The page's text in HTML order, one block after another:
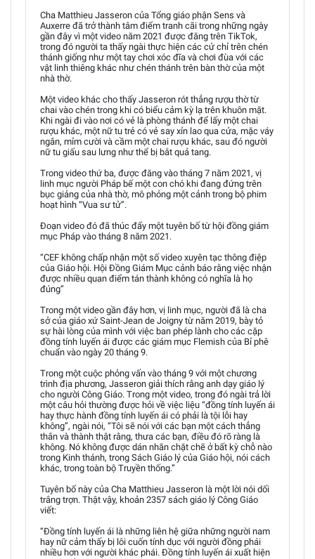
Cha Matthieu Jasseron của Tổng giáo phận Sens và
Auxerre đã trở thành tâm điểm tranh cãi trong những ngày
gần đây vì một video năm 2021 được đăng trên TikTok,
trong đó người ta thấy ngài thực hiện các cử chỉ trên chén
thánh giống như một tay chơi xóc đĩa và chơi đùa với các
vật linh thiêng khác như chén thánh trên bàn thờ của một
nhà thờ.
Một video khác cho thấy Jasseron rót thẳng rượu thờ từ
chai vào chén trong khi có biểu cảm kỳ lạ trên khuôn mặt.
Khi ngài đi vào nơi có vẻ là phòng thánh để lấy một chai
rượu khác, một nữ tu trẻ có vẻ say xỉn lao qua cửa, mặc váy
ngắn, mỉm cười và cầm một chai rượu khác, sau đó người
nữ tu giấu sau lưng như thể bị bắt quả tang.
Trong video thứ ba, được đăng vào tháng 7 năm 2021, vị
linh mục người Pháp bế một con chó khi đang đứng trên
bục giảng của nhà thờ, mô phỏng một cảnh trong bộ phim
hoạt hình “Vua sư tử”.
Đoạn video đó đã thúc đẩy một tuyên bố từ hội đồng giám
mục Pháp vào tháng 8 năm 2021.
“CEF không chấp nhận một số video xuyên tạc thông điệp
của Giáo hội. Hội Đồng Giám Mục cảnh báo rằng việc nhận
được nhiều quan điểm tán thành không có nghĩa là họ
đúng”
Trong một video gần đây hơn, vị linh mục, người đã là cha
sở của giáo xứ Saint-Jean de Joigny từ năm 2019, bày tỏ
sự hài lòng của mình với việc ban phép lành cho các cặp
đồng tính luyến ái được các giám mục Flemish của Bỉ phê
chuẩn vào ngày 20 tháng 9.
Trong một cuộc phỏng vấn vào tháng 9 với một chương
trình địa phương, Jasseron giải thích rằng anh dạy giáo lý
cho người Công Giáo. Trong một video, trong đó ngài trả lời
một câu hỏi thường được hỏi về việc liệu “đồng tính luyến ái
hay thực hành đồng tính luyến ái có phải là tội lỗi hay
không”, ngài nói, “Tôi sẽ nói với các bạn một cách thẳng
thắn và thành thật rằng, thưa các bạn, điều đó rõ ràng là
không. Nó không được dán nhãn chặt chẽ ở bất kỳ chỗ nào
trong Kinh thánh, trong Sách Giáo lý của Giáo hội, nói cách
khác, trong toàn bộ Truyền thống.”
Tuyên bố này của Cha Matthieu Jasseron là một lời nói dối
trắng trợn. Thật vậy, khoản 2357 sách giáo lý Công Giáo
viết:
“Đồng tính luyến ái là những liên hệ giữa những người nam
hay nữ cảm thấy bị lôi cuốn tính dục với người đồng phái
nhiều hơn với người khác phái. Đồng tính luyến ái xuất hiện